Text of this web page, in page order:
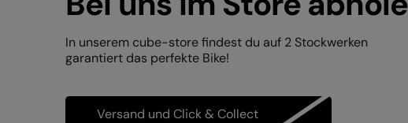
In unserem cube-store findest du auf 2 Stockwerken
garantiert das perfekte Bike!
Versand und Click & Collect